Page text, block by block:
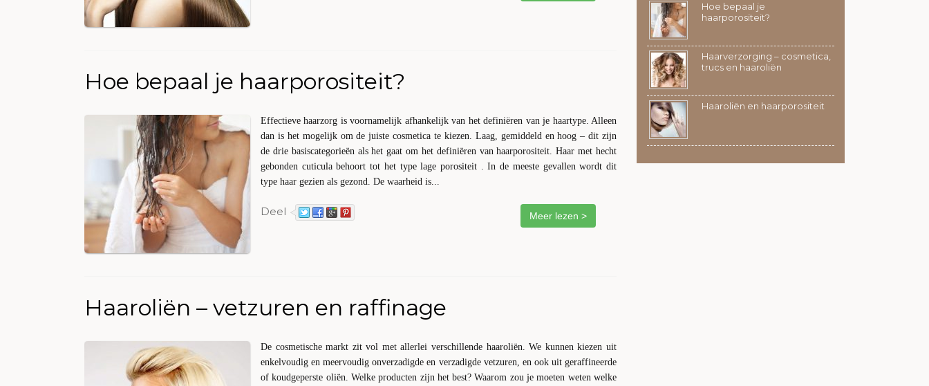
Hoe bepaal je haarporositeit?
Effectieve haarzorg is voornamelijk afhankelijk van het definiëren van je haartype. Alleen
dan is het mogelijk om de juiste cosmetica te kiezen. Laag, gemiddeld en hoog – dit zijn
de drie basiscategorieën als het gaat om het definiëren van haarporositeit. Haar met hecht
gebonden cuticula behoort tot het type lage porositeit . In de meeste gevallen wordt dit
type haar gezien als gezond. De waarheid is...
Deel Meer lezen >
Haaroliën – vetzuren en raffinage
De cosmetische markt zit vol met allerlei verschillende haaroliën. We kunnen kiezen uit
enkelvoudig en meervoudig onverzadigde en verzadigde vetzuren, en ook uit geraffineerde
of koudgeperste oliën. Welke producten zijn het best? Waarom zou je moeten weten welke
Hoe bepaal je
haarporositeit?
Haarverzorging – cosmetica,
trucs en haaroliën
Haaroliën en haarporositeit